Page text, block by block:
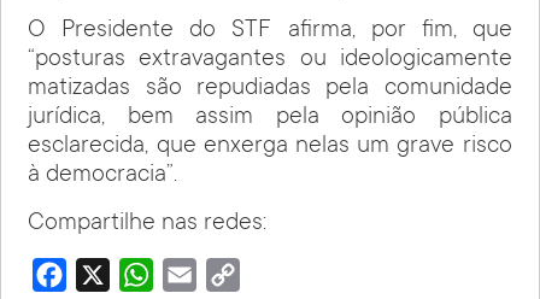
O Presidente do STF afirma, por fim, que
“posturas extravagantes ou ideologicamente
matizadas são repudiadas pela comunidade
jurídica, bem assim pela opinião pública
esclarecida, que enxerga nelas um grave risco
à democracia”.
Compartilhe nas redes:
Facebook WhatsApp
Email